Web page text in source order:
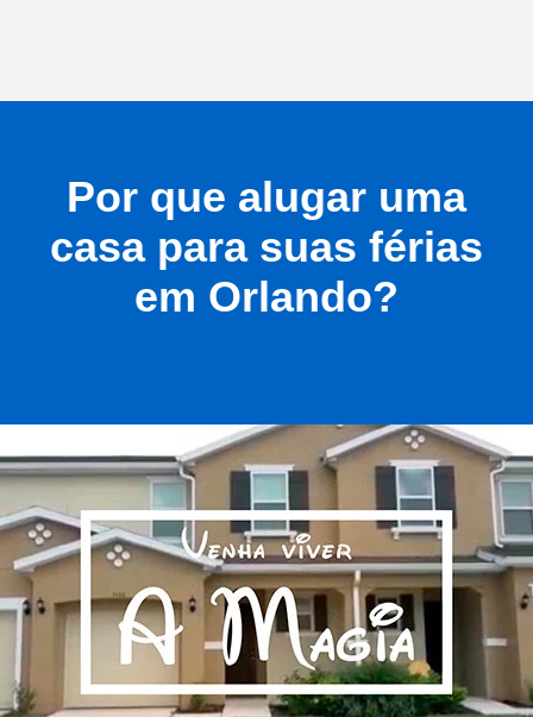
Por que alugar uma
casa para suas férias
em Orlando?